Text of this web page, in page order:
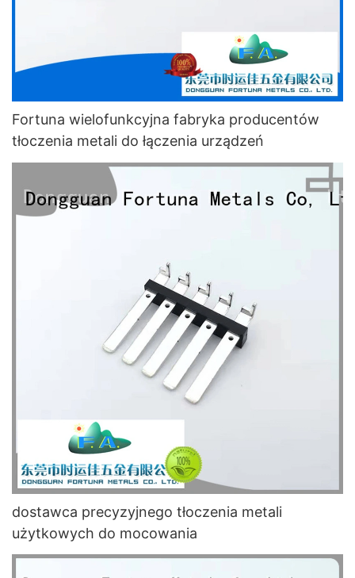
Fortuna wielofunkcyjna fabryka producentów
tłoczenia metali do łączenia urządzeń
dostawca precyzyjnego tłoczenia metali
użytkowych do mocowania